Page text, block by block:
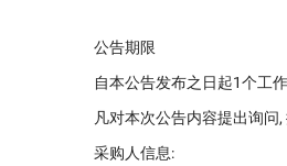
公告期限
自本公告发布之日起1个工
凡对本次公告内容提出询问,
采购人信息: